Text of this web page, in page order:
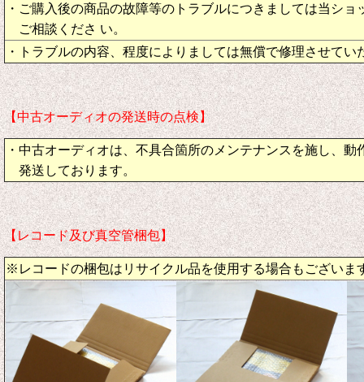
・ご購入後の商品の故障等のトラブルにつきましては当ショ
ご相談くださ い。
・トラブルの内容、程度によりましては無償で修理させてい
【中古オーディオの発送時の点検】
・中古オーディオは、不具合箇所のメンテナンスを施し、動
発送しております。
【レコード及び真空管梱包】
※レコードの梱包はリサイクル品を使用する場合もございま